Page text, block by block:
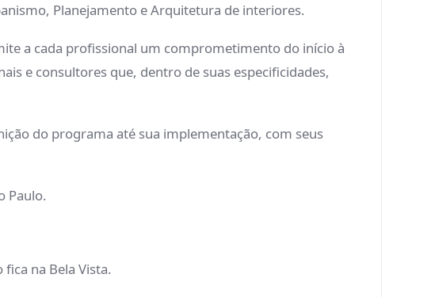
Planejamento e Arquitetura de interiores.
a cada profissional um comprometimento do início à
e consultores que, dentro de suas especificidades,
do programa até sua implementação, com seus
Paulo.
na Bela Vista.